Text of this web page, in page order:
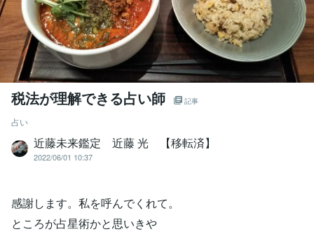
税法が理解できる占い師 記事
占い
近藤未来鑑定 近藤 光 【移転済】
2022/06/01 10:37
感謝します。私を呼んでくれて。
ところが占星術かと思いきや